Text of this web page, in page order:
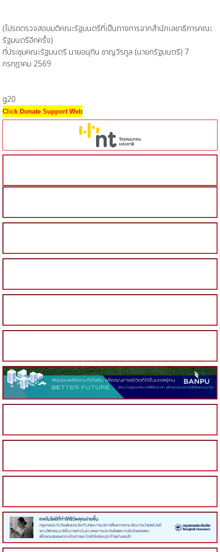
(โปรดตรวจสอบมติคณะรัฐมนตรีที่เป็นทางการจากสำนักเลขาธิการคณะ
รัฐมนตรีอีกครั้ง)
ที่ประชุมคณะรัฐมนตรี นายอนุทิน ชาญวีรกูล (นายกรัฐมนตรี) 7
กรกฎาคม 2569
g20
Click Donate Support Web